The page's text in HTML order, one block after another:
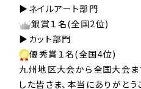
▶ネイルアート部門
銀賞１名(全国2位)
▶カット部門
優秀賞１名(全国4位)
九州地区大会から全国大会ま
した皆さま、本当にありがとう